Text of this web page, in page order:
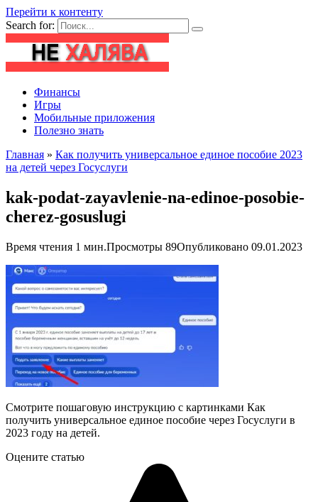
Перейти к контенту
Search for:
Финансы
Игры
Мобильные приложения
Полезно знать
Главная » Как получить универсальное единое пособие 2023
на детей через Госуслуги
kak-podat-zayavlenie-na-edinoe-posobie-
cherez-gosuslugi
Время чтения 1 мин.Просмотры 89Опубликовано 09.01.2023
Смотрите пошаговую инструкцию с картинками Как
получить универсальное единое пособие через Госуслуги в
2023 году на детей.
Оцените статью